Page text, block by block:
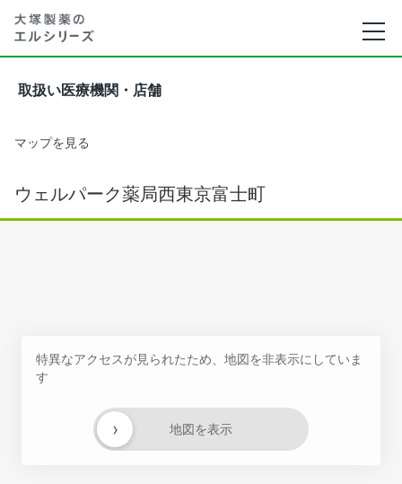
取扱い医療機関・店舗
マップを見る
ウェルパーク薬局西東京富士町
特異なアクセスが見られたため、地図を非表示にしていま
す
地図を表示
›